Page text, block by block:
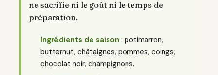
ne sacrifie ni le goût ni le temps de
préparation.
Ingrédients de saison : potimarron,
butternut, châtaignes, pommes, coings,
chocolat noir, champignons.